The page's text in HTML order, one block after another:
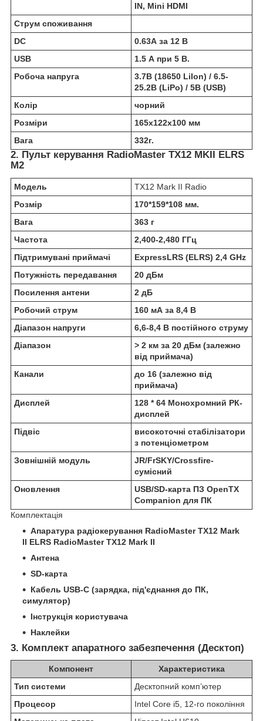
IN, Mini HDMI
Струм споживання
DC
0.63А за 12 В
USB
1.5 А при 5 В.
Робоча напруга
3.7В (18650 LiIon) / 6.5-
25.2В (LiPo) / 5В (USB)
Колір
чорний
Розміри
165х122х100 мм
Вага
332г.
2. Пульт керування RadioMaster TX12 MKII ELRS
M2
Модель
TX12 Mark II Radio
Розмір
170*159*108 мм.
Вага
363 г
Частота
2,400-2,480 ГГц
Підтримувані приймачі
ExpressLRS (ELRS) 2,4 GHz
Потужність передавання
20 дБм
Посилення антени
2 дБ
Робочий струм
160 мА за 8,4 В
Діапазон напруги
6,6-8,4 В постійного струму
Діапазон
> 2 км за 20 дБм (залежно
від приймача)
Канали
до 16 (залежно від
приймача)
Дисплей
128 * 64 Монохромний РК-
дисплей
Підвіс
високоточні стабілізатори
з потенціометром
Зовнішній модуль
JR/FrSKY/Crossfire-
сумісний
Оновлення
USB/SD-карта ПЗ OpenTX
Companion для ПК
Комплектація
Апаратура радіокерування RadioMaster TX12 Mark
II ELRS RadioMaster TX12 Mark II
Антена
SD-карта
Кабель USB-C (зарядка, під'єднання до ПК,
симулятор)
Інструкція користувача
Наклейки
3. Комплект апаратного забезпечення (Десктоп)
Компонент
Характеристика
Тип системи
Десктопний комп’ютер
Процесор
Intel Core i5, 12-го покоління